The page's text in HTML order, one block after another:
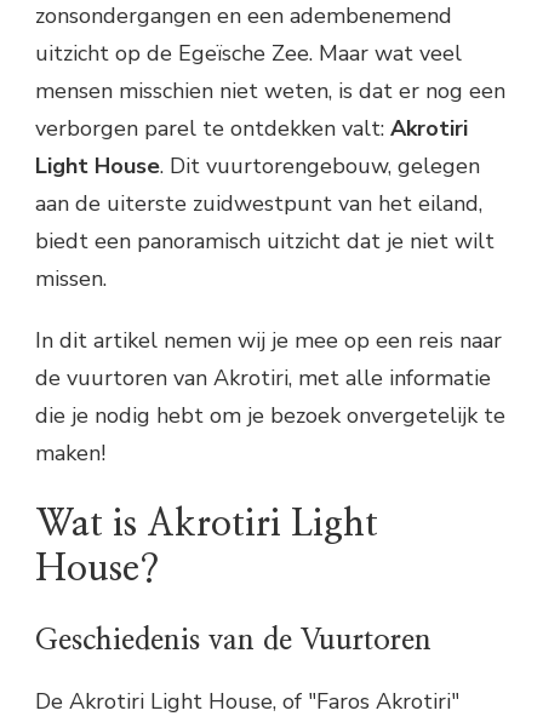
zonsondergangen en een adembenemend
uitzicht op de Egeïsche Zee. Maar wat veel
mensen misschien niet weten, is dat er nog een
verborgen parel te ontdekken valt: Akrotiri
Light House. Dit vuurtorengebouw, gelegen
aan de uiterste zuidwestpunt van het eiland,
biedt een panoramisch uitzicht dat je niet wilt
missen.
In dit artikel nemen wij je mee op een reis naar
de vuurtoren van Akrotiri, met alle informatie
die je nodig hebt om je bezoek onvergetelijk te
maken!
Wat is Akrotiri Light
House?
Geschiedenis van de Vuurtoren
De Akrotiri Light House, of "Faros Akrotiri"